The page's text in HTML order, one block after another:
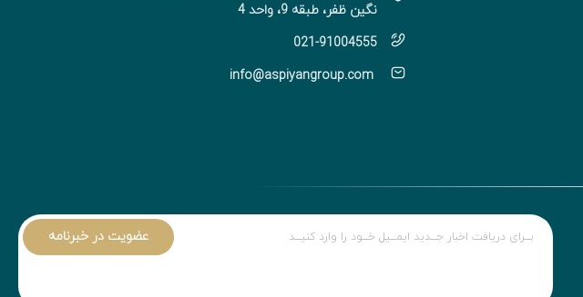
نگین ظفر، طبقه 9، واحد 4
021-91004555
info@aspiyangroup.com
عضویت در خبرنامه